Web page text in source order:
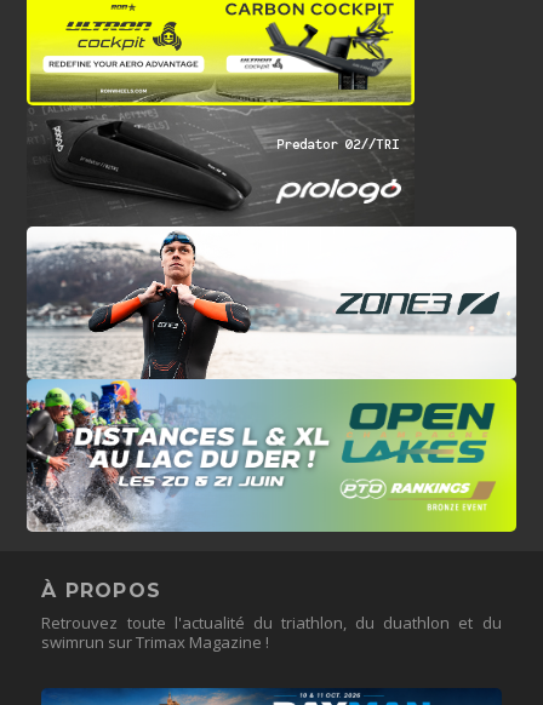
À PROPOS
Retrouvez toute l'actualité du triathlon, du duathlon et du
swimrun sur Trimax Magazine !